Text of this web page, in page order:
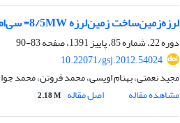
لرزه‌زمین‌ساخت زمین‌لرزه 8/5MW= سی‌ام تیر ماه 1389 کودیان، جنوب خاوری زاگرس
دوره 22، شماره 85، پاییز 1391، صفحه
83-90
10.22071/gsj.2012.54024
مجید نعمتی، بهنام اویسی، محمد فروتن، محمد
مشاهده مقاله
اصل مقاله 2.18 M